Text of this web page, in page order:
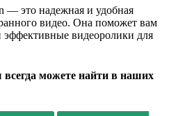
— это надежная и удобная
видео. Она поможет вам
эффективные видеоролики для
можете найти в наших